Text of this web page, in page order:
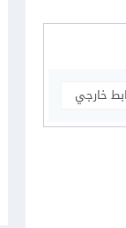
خارجي